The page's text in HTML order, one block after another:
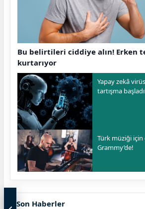
Bu belirtileri ciddiye alın! Erken
kurtarıyor
Yapay zekâ
tartışma
Türk müziği için
Grammy’de!
Son Haberler